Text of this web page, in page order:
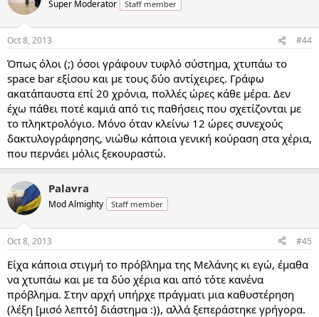
Super Moderator Staff member
Oct 8, 2013 #44
Όπως όλοι (;) όσοι γράφουν τυφλό σύστημα, χτυπάω το
space bar εξίσου και με τους δύο αντίχειρες. Γράφω
ακατάπαυστα επί 20 χρόνια, πολλές ώρες κάθε μέρα. Δεν
έχω πάθει ποτέ καμιά από τις παθήσεις που σχετίζονται με
το πληκτρολόγιο. Μόνο όταν κλείνω 12 ώρες συνεχούς
δακτυλογράφησης, νιώθω κάποια γενική κούραση στα χέρια,
που περνάει μόλις ξεκουραστώ.
Palavra
Mod Almighty Staff member
Oct 8, 2013 #45
Είχα κάποια στιγμή το πρόβλημα της Μελάνης κι εγώ, έμαθα
να χτυπάω και με τα δύο χέρια και από τότε κανένα
πρόβλημα. Στην αρχή υπήρχε πράγματι μια καθυστέρηση
(λέξη [μισό λεπτό] διάστημα :)), αλλά ξεπεράστηκε γρήγορα.